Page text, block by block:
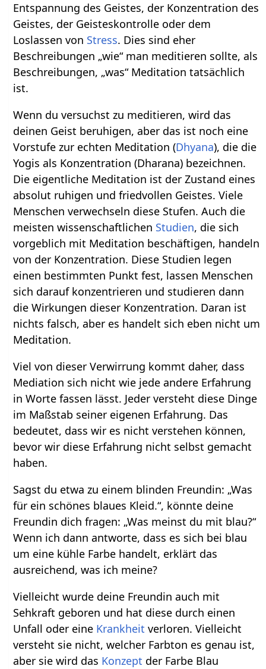
Entspannung des Geistes, der Konzentration des
Geistes, der Geisteskontrolle oder dem
Loslassen von Stress. Dies sind eher
Beschreibungen „wie“ man meditieren sollte, als
Beschreibungen, „was“ Meditation tatsächlich
ist.
Wenn du versuchst zu meditieren, wird das
deinen Geist beruhigen, aber das ist noch eine
Vorstufe zur echten Meditation (Dhyana), die die
Yogis als Konzentration (Dharana) bezeichnen.
Die eigentliche Meditation ist der Zustand eines
absolut ruhigen und friedvollen Geistes. Viele
Menschen verwechseln diese Stufen. Auch die
meisten wissenschaftlichen Studien, die sich
vorgeblich mit Meditation beschäftigen, handeln
von der Konzentration. Diese Studien legen
einen bestimmten Punkt fest, lassen Menschen
sich darauf konzentrieren und studieren dann
die Wirkungen dieser Konzentration. Daran ist
nichts falsch, aber es handelt sich eben nicht um
Meditation.
Viel von dieser Verwirrung kommt daher, dass
Mediation sich nicht wie jede andere Erfahrung
in Worte fassen lässt. Jeder versteht diese Dinge
im Maßstab seiner eigenen Erfahrung. Das
bedeutet, dass wir es nicht verstehen können,
bevor wir diese Erfahrung nicht selbst gemacht
haben.
Sagst du etwa zu einem blinden Freundin: „Was
für ein schönes blaues Kleid.“, könnte deine
Freundin dich fragen: „Was meinst du mit blau?“
Wenn ich dann antworte, dass es sich bei blau
um eine kühle Farbe handelt, erklärt das
ausreichend, was ich meine?
Vielleicht wurde deine Freundin auch mit
Sehkraft geboren und hat diese durch einen
Unfall oder eine Krankheit verloren. Vielleicht
versteht sie nicht, welcher Farbton es genau ist,
aber sie wird das Konzept der Farbe Blau